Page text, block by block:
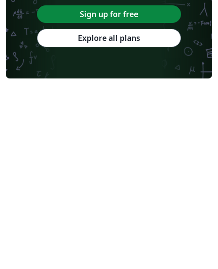
Sign up for free
Explore all plans